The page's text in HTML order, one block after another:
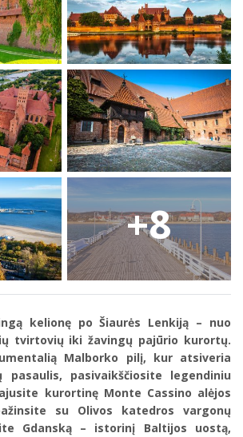
+8
kelionę po Šiaurės Lenkiją – nuo
tvirtovių iki žavingų pajūrio kurortų.
Malborko pilį, kur atsiveria
pasaulis, pasivaikščiosite legendiniu
kurortinę Monte Cassino alėjos
su Olivos katedros vargonų
Gdanską – istorinį Baltijos uostą,